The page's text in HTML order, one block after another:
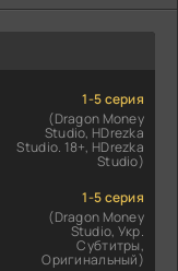
1-5 серия
(Dragon Money
Studio, HDrezka
Studio. 18+, HDrezka
Studio)
1-5 серия
(Dragon Money
Studio, Укр.
Субтитры,
Оригинальный)